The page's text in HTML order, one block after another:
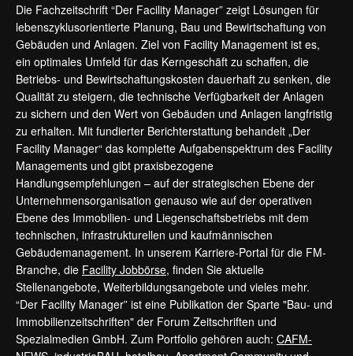
Die Fachzeitschrift “Der Facility Manager” zeigt Lösungen für
lebenszyklusorientierte Planung, Bau und Bewirtschaftung von
Gebäuden und Anlagen. Ziel von Facility Management ist es,
ein optimales Umfeld für das Kerngeschäft zu schaffen, die
Betriebs- und Bewirtschaftungskosten dauerhaft zu senken, die
Qualität zu steigern, die technische Verfügbarkeit der Anlagen
zu sichern und den Wert von Gebäuden und Anlagen langfristig
zu erhalten. Mit fundierter Berichterstattung behandelt „Der
Facility Manager“ das komplette Aufgabenspektrum des Facility
Managements und gibt praxisbezogene
Handlungsempfehlungen – auf der strategischen Ebene der
Unternehmensorganisation genauso wie auf der operativen
Ebene des Immobilien- und Liegenschaftsbetriebs mit dem
technischen, infrastrukturellen und kaufmännischen
Gebäudemanagement. In unserem Karriere-Portal für die FM-
Branche, die Facility Jobbörse, finden Sie aktuelle
Stellenangebote, Weiterbildungsangebote und vieles mehr.
“Der Facility Manager” ist eine Publikation der Sparte "Bau- und
Immobilienzeitschriften" der Forum Zeitschriften und
Spezialmedien GmbH. Zum Portfolio gehören auch: CAFM-